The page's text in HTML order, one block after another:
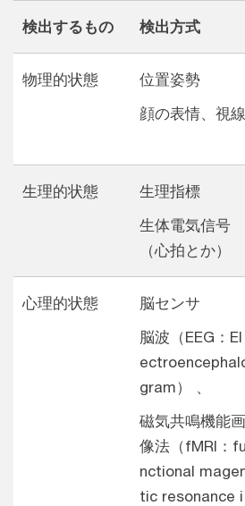
検出するもの 検出方式
物理的状態
位置姿勢
顔の表情、視線
生理的状態
生理指標
生体電気信号
（心拍とか）
心理的状態
脳センサ
脳波（EEG：El
gram） 、
磁気共鳴機能画
像法（fMRI：fu
nctional
tic resonance i